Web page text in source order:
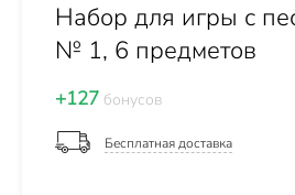
Набор для игры с
№ 1, 6 предметов
+127 бонусов
Бесплатная доставка